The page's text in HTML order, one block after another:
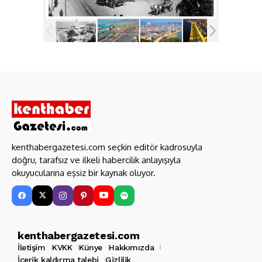
kenthabergazetesi.com seçkin editör kadrosuyla
doğru, tarafsız ve ilkeli habercilik anlayışıyla
okuyucularına eşsiz bir kaynak oluyor.
kenthabergazetesi.com
İletişim KVKK Künye
Hakkımızda
İçerik kaldırma talebi
Gizlilik